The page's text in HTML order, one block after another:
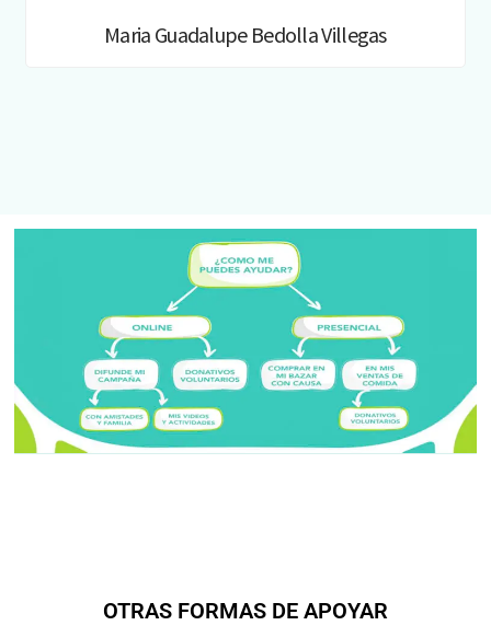
Maria Guadalupe Bedolla Villegas
OTRAS FORMAS DE APOYAR